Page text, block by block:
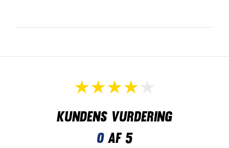
Kundens vurdering
0af 5